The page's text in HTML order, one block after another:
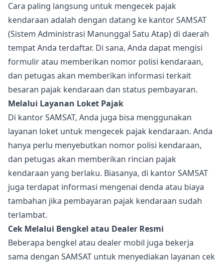
Cara paling langsung untuk mengecek pajak
kendaraan adalah dengan datang ke kantor SAMSAT
(Sistem Administrasi Manunggal Satu Atap) di daerah
tempat Anda terdaftar. Di sana, Anda dapat mengisi
formulir atau memberikan nomor polisi kendaraan,
dan petugas akan memberikan informasi terkait
besaran pajak kendaraan dan status pembayaran.
Melalui Layanan Loket Pajak
Di kantor SAMSAT, Anda juga bisa menggunakan
layanan loket untuk mengecek pajak kendaraan. Anda
hanya perlu menyebutkan nomor polisi kendaraan,
dan petugas akan memberikan rincian pajak
kendaraan yang berlaku. Biasanya, di kantor SAMSAT
juga terdapat informasi mengenai denda atau biaya
tambahan jika pembayaran pajak kendaraan sudah
terlambat.
Cek Melalui Bengkel atau Dealer Resmi
Beberapa bengkel atau dealer mobil juga bekerja
sama dengan SAMSAT untuk menyediakan layanan cek